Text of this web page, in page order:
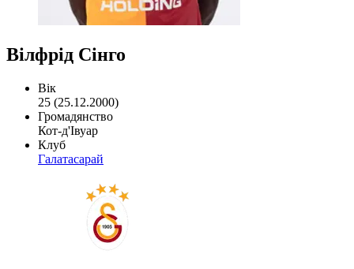
Вілфрід Сінго
Вік
25 (25.12.2000)
Громадянство
Кот-д'Івуар
Клуб
Галатасарай